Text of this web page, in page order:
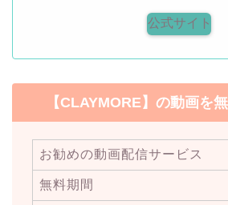
公式サイト
【CLAYMORE】の動画を
お勧めの動画配信サービス
無料期間